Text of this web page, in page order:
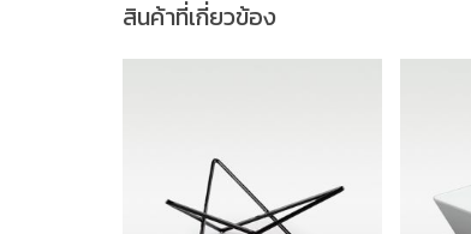
สินค้าที่เกี่ยวข้อง